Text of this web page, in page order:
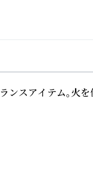
スアイテム。火